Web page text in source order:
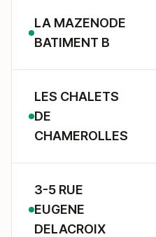
LA MAZENODE
BATIMENT B
LES CHALETS
DE
CHAMEROLLES
3-5 RUE
EUGENE
DELACROIX